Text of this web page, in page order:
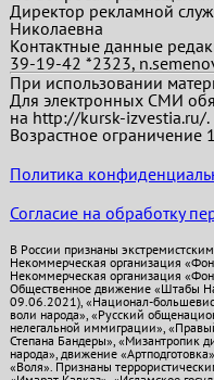
Директор рекламной
Николаевна
Контактные данные
39-19-42 *2323,
При использовании
Для электронных СМИ
на http://kursk-izvestia.ru/.
Возрастное ограничение
Политика
Согласие на обработку
В России признаны
Некоммерческая организация
Некоммерческая организация
Общественное движение «Штабы
09.06.2021), «Национал-
воли народа», «Русский
нелегальной иммиграции»,
Степана Бандеры», «Мизантропик
народа», движение
«Воля». Признаны